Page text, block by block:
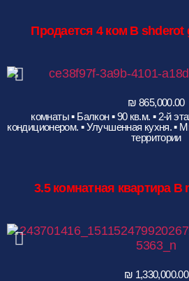
Продается 4 ком B shderot
‏865,000.00 ₪
▪︎ 4 комнаты ▪︎ Балкон ▪︎ 90 кв.м. ▪︎ 2-й
кондиционером. ▪︎ Улучшенная кухня. ▪︎
территории
комнатная квартира B
3.5
‏1,330,000.00 ₪